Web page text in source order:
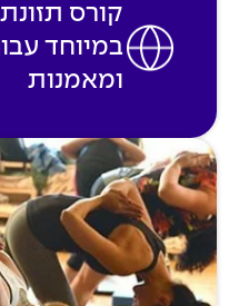
קורס
במיוחד
ומאמנות